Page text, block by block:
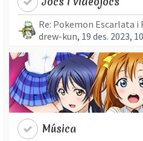
Re: Pokemon Escarlata
drew-kun, 19 des. 2023,
Música